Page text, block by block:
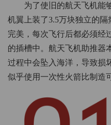
为了使旧的航天飞机能
机翼上装了3.5万块独立的
完美，每次飞行后都必须经
的插槽中。航天飞机助推器
过程中会坠入海洋，导致损
似乎使用一次性火箭比制造